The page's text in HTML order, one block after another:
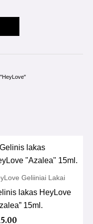
Geliiniai Lakai
lakas HeyLove
15ml.